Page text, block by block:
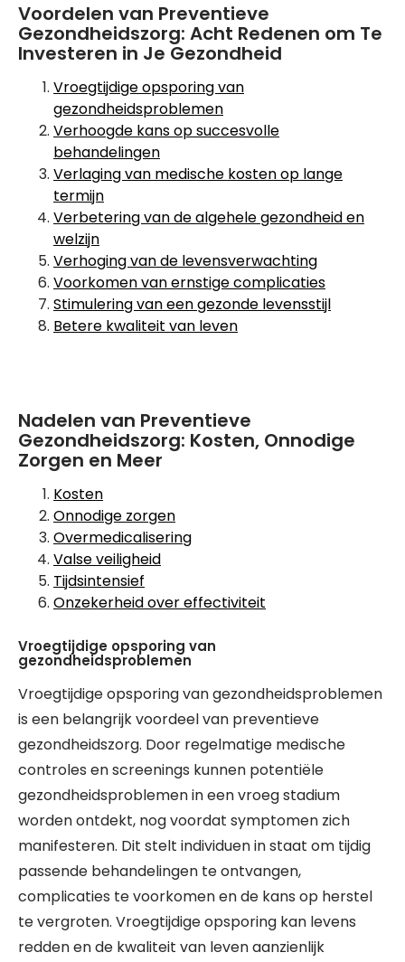
Voordelen van Preventieve
Gezondheidszorg: Acht Redenen om Te
Investeren in Je Gezondheid
Vroegtijdige opsporing van
gezondheidsproblemen
Verhoogde kans op succesvolle
behandelingen
Verlaging van medische kosten op lange
termijn
Verbetering van de algehele gezondheid en
welzijn
Verhoging van de levensverwachting
Voorkomen van ernstige complicaties
Stimulering van een gezonde levensstijl
Betere kwaliteit van leven
Nadelen van Preventieve
Gezondheidszorg: Kosten, Onnodige
Zorgen en Meer
Kosten
Onnodige zorgen
Overmedicalisering
Valse veiligheid
Tijdsintensief
Onzekerheid over effectiviteit
Vroegtijdige opsporing van
gezondheidsproblemen
Vroegtijdige opsporing van gezondheidsproblemen
is een belangrijk voordeel van preventieve
gezondheidszorg. Door regelmatige medische
controles en screenings kunnen potentiële
gezondheidsproblemen in een vroeg stadium
worden ontdekt, nog voordat symptomen zich
manifesteren. Dit stelt individuen in staat om tijdig
passende behandelingen te ontvangen,
complicaties te voorkomen en de kans op herstel
te vergroten. Vroegtijdige opsporing kan levens
redden en de kwaliteit van leven aanzienlijk